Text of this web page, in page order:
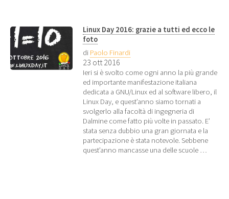
Linux Day 2016: grazie a tutti ed ecco le
foto
di Paolo Finardi
23 ott 2016
Ieri si è svolto come ogni anno la più grande
ed importante manifestazione italiana
dedicata a GNU/Linux ed al software libero, il
Linux Day, e quest’anno siamo tornati a
svolgerlo alla facoltà di ingegneria di
Dalmine come fatto più volte in passato. E’
stata senza dubbio una gran giornata e la
partecipazione è stata notevole. Sebbene
quest’anno mancasse una delle scuole …